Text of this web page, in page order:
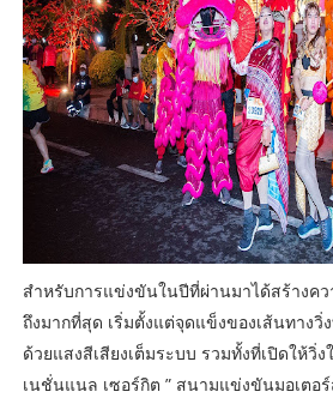
สำหรับการแข่งขันในปีที่ผ่านมาได้สร้างค
ถึงมากที่สุด เริ่มตั้งแต่จุดแข็งของเส้นทางวิ่
ด้วยแสงสีเสียงเต็มระบบ รวมทั้งที่เปิดให้วิ่ง
เนชั่นแนล เซอร์กิต ” สนามแข่งขันมอเตอ